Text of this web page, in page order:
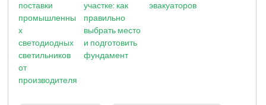
поставки
промышленны
х
светодиодных
светильников
от
производителя
участке: как
правильно
выбрать место
и подготовить
фундамент
эвакуаторов